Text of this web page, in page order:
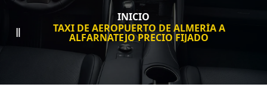
INICIO
TAXI DE AEROPUERTO DE ALMERÍA A
ALFARNATEJO PRECIO FIJADO